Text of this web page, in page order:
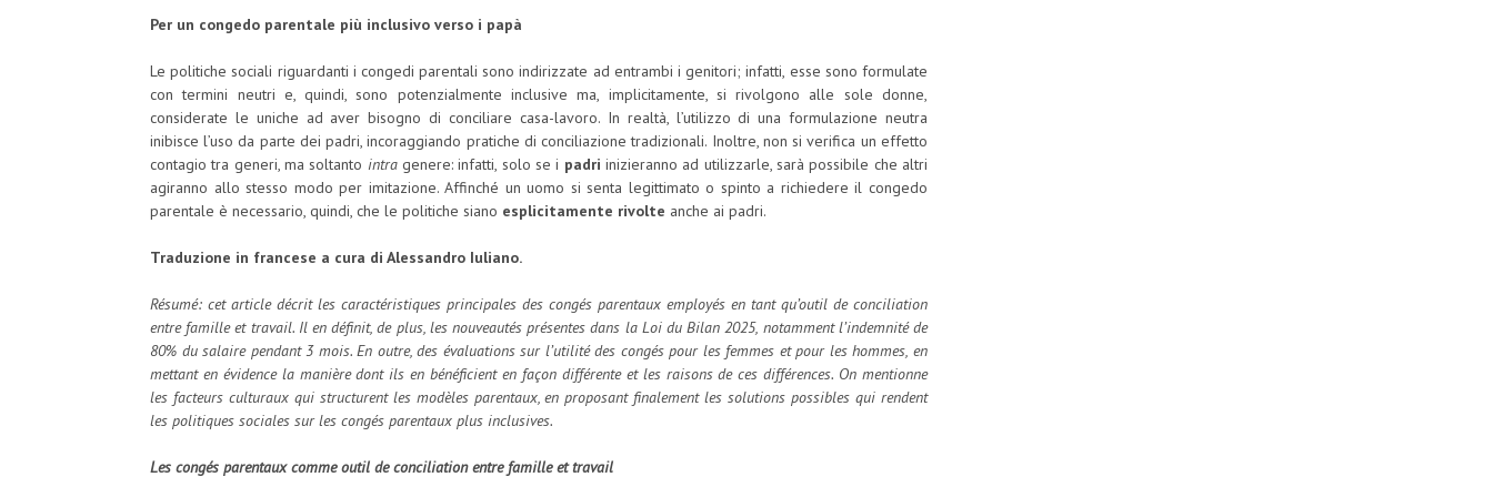
Per un congedo parentale più inclusivo verso i papà
Le politiche sociali riguardanti i congedi parentali sono indirizzate ad entrambi i genitori; infatti, esse sono formulate
con termini neutri e, quindi, sono potenzialmente inclusive ma, implicitamente, si rivolgono alle sole donne,
considerate le uniche ad aver bisogno di conciliare casa-lavoro. In realtà, l’utilizzo di una formulazione neutra
inibisce l’uso da parte dei padri, incoraggiando pratiche di conciliazione tradizionali. Inoltre, non si verifica un effetto
contagio tra generi, ma soltanto intragenere: infatti, solo se i padri inizieranno ad utilizzarle, sarà possibile che altri
agiranno allo stesso modo per imitazione. Affinché un uomo si senta legittimato o spinto a richiedere il congedo
parentale è necessario, quindi, che le politiche siano esplicitamente rivolte anche ai padri.
Traduzione in francese a cura di Alessandro Iuliano.
Résumé: cet article décrit les caractéristiques principales des congés parentaux employés en tant qu’outil de conciliation
entre famille et travail. Il en définit, de plus, les nouveautés présentes dans la Loi du Bilan 2025, notamment l’indemnité de
80% du salaire pendant 3 mois. En outre, des évaluations sur l’utilité des congés pour les femmes et pour les hommes, en
mettant en évidence la manière dont ils en bénéficient en façon différente et les raisons de ces différences. On mentionne
les facteurs culturaux qui structurent les modèles parentaux, en proposant finalement les solutions possibles qui rendent
les politiques sociales sur les congés parentaux plus inclusives.
Les congés parentaux comme outil de conciliation entre famille et travail